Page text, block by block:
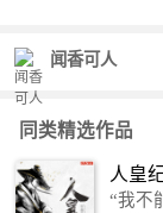
闻香可人
同类精选作品
人皇
“我不